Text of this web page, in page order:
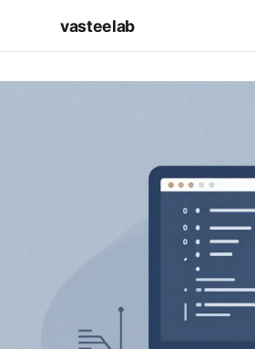
vasteelab